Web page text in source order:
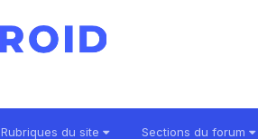
Rubriques du site Sections du forum